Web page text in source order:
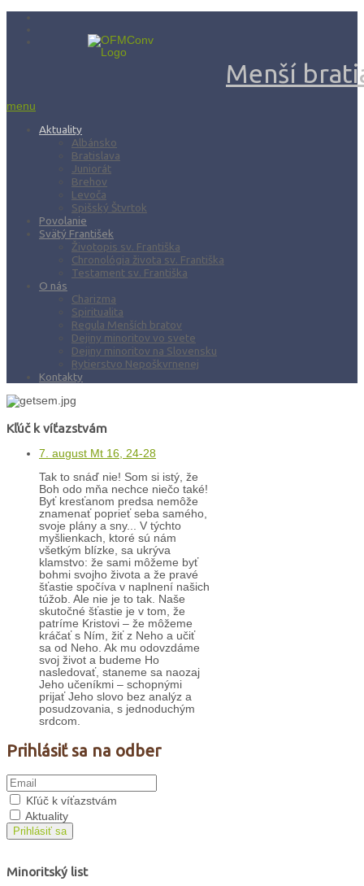
Menší
menu
Aktuality
Albánsko
Bratislava
Juniorát
Brehov
Levoča
Spišský Štvrtok
Povolanie
Svätý František
Životopis sv. Františka
Chronológia života sv. Františka
Testament sv. Františka
O nás
Charizma
Spiritualita
Regula Menších bratov
Dejiny minoritov vo svete
Dejiny minoritov na Slovensku
Rytierstvo Nepoškvrnenej
Kontakty
Kľúč k víťazstvám
7. august Mt 16, 24-28
Tak to snáď nie! Som si istý, že
Boh odo mňa nechce niečo také!
Byť kresťanom predsa nemôže
znamenať poprieť seba samého,
svoje plány a sny... V týchto
myšlienkach, ktoré sú nám
všetkým blízke, sa ukrýva
klamstvo: že sami môžeme byť
bohmi svojho života a že pravé
šťastie spočíva v naplnení našich
túžob. Ale nie je to tak. Naše
skutočné šťastie je v tom, že
patríme Kristovi – že môžeme
kráčať s Ním, žiť z Neho a učiť
sa od Neho. Ak mu odovzdáme
svoj život a budeme Ho
nasledovať, staneme sa naozaj
Jeho učeníkmi – schopnými
prijať Jeho slovo bez analýz a
posudzovania, s jednoduchým
srdcom.
Prihlásiť sa na odber
Kľúč k víťazstvám
Aktuality
Prihlásiť sa
Minoritský list